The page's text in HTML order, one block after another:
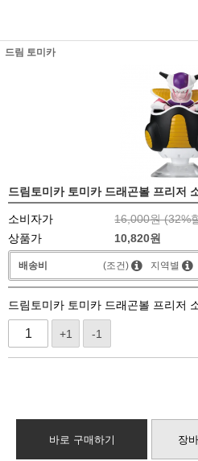
드림 토미카
드림토미카 토미카 드래곤볼 프리저
소비자가 16,000원 (32%
상품가
10,820원
배송비 (조건) 지역별
드림토미카 토미카 드래곤볼 프리저
+1 -1
바로 구매하기 장